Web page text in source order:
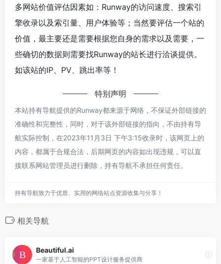
多网站价值评估因素如：Runway的访问速度、搜索引
擎收录以及索引量、用户体验等；当然要评估一个站的
价值，最主要还是需要根据您自身的需求以及需要，一
些确切的数据则需要找Runway的站长进行洽谈提供。
如该站的IP、PV、跳出率等！
特别声明
本站持有导航提供的Runway都来源于网络，不保证外部链接的
准确性和完整性，同时，对于该外部链接的指向，不由持有导
航实际控制，在2023年11月3日 下午3:15收录时，该网页上的
内容，都属于合规合法，后期网页的内容如出现违规，可以直
接联系网站管理员进行删除，持有导航不承担任何责任。
持有导航致力于优质、实用的网络站点资源收集与分享！
相关导航
Beautiful.ai
一家基于人工智能的PPT设计服务提供商